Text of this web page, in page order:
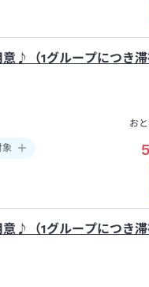
♪（1グループにつき滞
お
♪（1グループにつき滞